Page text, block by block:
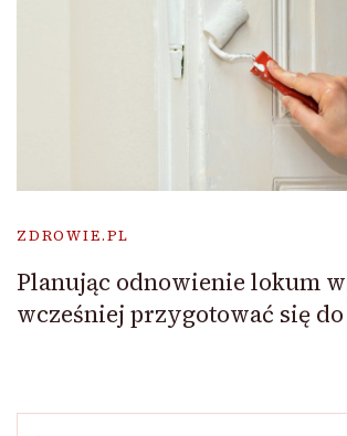
ZDROWIE.PL
Planując odnowienie lokum
wcześniej przygotować się